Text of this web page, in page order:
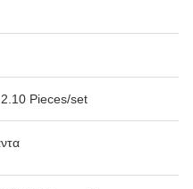
Pieces/set